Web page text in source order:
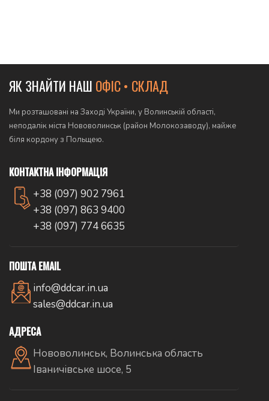
ЯК ЗНАЙТИ НАШ ОФІС • СКЛАД
Ми розташовані на Заході України, у Волинській області,
неподалік міста Нововолинськ (район Молокозаводу), майже
біля кордону з Польщею.
КОНТАКТНА ІНФОРМАЦІЯ
+38 (097) 902 7961
+38 (097) 863 9400
+38 (097) 774 6635
ПОШТА EMAIL
info@ddcar.in.ua
sales@ddcar.in.ua
АДРЕСА
Нововолинськ, Волинська область
Іваничівське шосе, 5